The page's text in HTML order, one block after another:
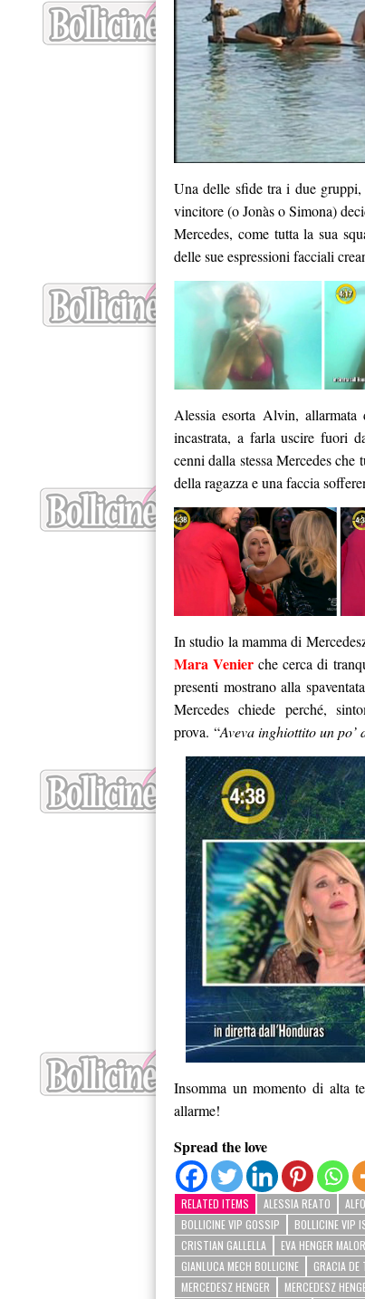
Una delle sfide tra i due
vincitore (o Jonàs o Simona)
Mercedes, come tutta la sua
delle sue espressioni facciali
Alessia esorta Alvin,
incastrata, a farla uscire fuori
cenni dalla stessa Mercedes
della ragazza e una faccia
In studio la mamma di
Mara Venier che cerca di
presenti mostrano alla
Mercedes chiede perché,
prova. “Aveva inghiottito un po’
Insomma un momento di alta
allarme!
Spread the love
RELATED ITEMS ALESSIA REATO
BOLLICINE VIP GOSSIP
BOLLICINE VIP
CRISTIAN GALLELLA
EVA HENGER
GIANLUCA MECH BOLLICINE
GRACIA DE
MERCEDESZ HENGER
MERCEDESZ